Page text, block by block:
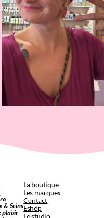
& Soins
plaisir
La boutique
Les marques
Contact
Eshop
Le studio